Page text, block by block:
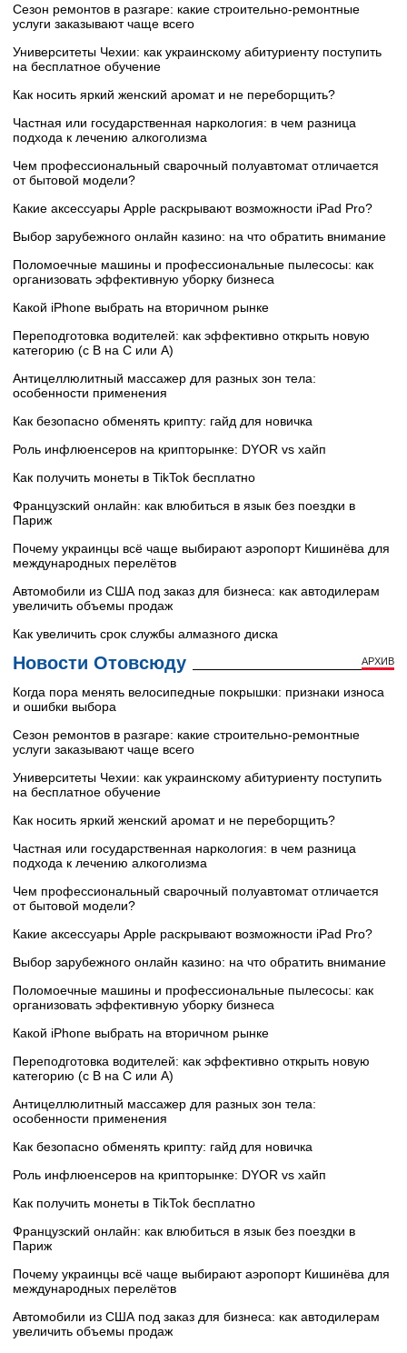
Сезон ремонтов в разгаре: какие строительно-ремонтные
услуги заказывают чаще всего
Университеты Чехии: как украинскому абитуриенту поступить
на бесплатное обучение
Как носить яркий женский аромат и не переборщить?
Частная или государственная наркология: в чем разница
подхода к лечению алкоголизма
Чем профессиональный сварочный полуавтомат отличается
от бытовой модели?
Какие аксессуары Apple раскрывают возможности iPad Pro?
Выбор зарубежного онлайн казино: на что обратить внимание
Поломоечные машины и профессиональные пылесосы: как
организовать эффективную уборку бизнеса
Какой iPhone выбрать на вторичном рынке
Переподготовка водителей: как эффективно открыть новую
категорию (с B на C или А)
Антицеллюлитный массажер для разных зон тела:
особенности применения
Как безопасно обменять крипту: гайд для новичка
Роль инфлюенсеров на крипторынке: DYOR vs хайп
Как получить монеты в TikTok бесплатно
Французский онлайн: как влюбиться в язык без поездки в
Париж
Почему украинцы всё чаще выбирают аэропорт Кишинёва для
международных перелётов
Автомобили из США под заказ для бизнеса: как автодилерам
увеличить объемы продаж
Как увеличить срок службы алмазного диска
Новости Отовсюду АРХИВ
Когда пора менять велосипедные покрышки: признаки износа
и ошибки выбора
Сезон ремонтов в разгаре: какие строительно-ремонтные
услуги заказывают чаще всего
Университеты Чехии: как украинскому абитуриенту поступить
на бесплатное обучение
Как носить яркий женский аромат и не переборщить?
Частная или государственная наркология: в чем разница
подхода к лечению алкоголизма
Чем профессиональный сварочный полуавтомат отличается
от бытовой модели?
Какие аксессуары Apple раскрывают возможности iPad Pro?
Выбор зарубежного онлайн казино: на что обратить внимание
Поломоечные машины и профессиональные пылесосы: как
организовать эффективную уборку бизнеса
Какой iPhone выбрать на вторичном рынке
Переподготовка водителей: как эффективно открыть новую
категорию (с B на C или А)
Антицеллюлитный массажер для разных зон тела:
особенности применения
Как безопасно обменять крипту: гайд для новичка
Роль инфлюенсеров на крипторынке: DYOR vs хайп
Как получить монеты в TikTok бесплатно
Французский онлайн: как влюбиться в язык без поездки в
Париж
Почему украинцы всё чаще выбирают аэропорт Кишинёва для
международных перелётов
Автомобили из США под заказ для бизнеса: как автодилерам
увеличить объемы продаж